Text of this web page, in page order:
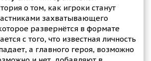
о том, как игроки станут
захватывающего
развернётся в формате
с того, что известная личность
а главного героя, возможно